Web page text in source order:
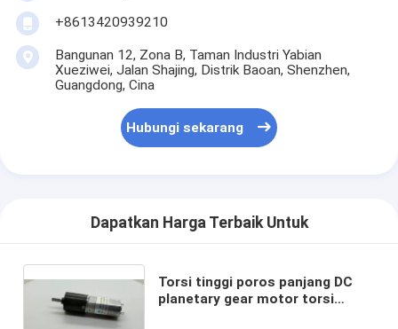
+8613420939210
Bangunan 12, Zona B, Taman Industri Yabian
Xueziwei, Jalan Shajing, Distrik Baoan, Shenzhen,
Guangdong, Cina
Hubungi sekarang
Dapatkan Harga Terbaik Untuk
Torsi tinggi poros panjang DC
planetary gear motor torsi